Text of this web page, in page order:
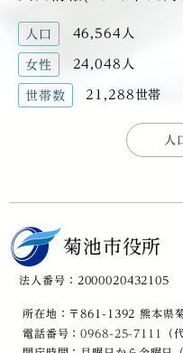
人口 46,564人
女性 24,048人
世帯数 21,288世帯
人
菊池市役所
法人番号：2000020432105
所在地：〒861-1392 熊本県
電話番号：0968-25-7111
（